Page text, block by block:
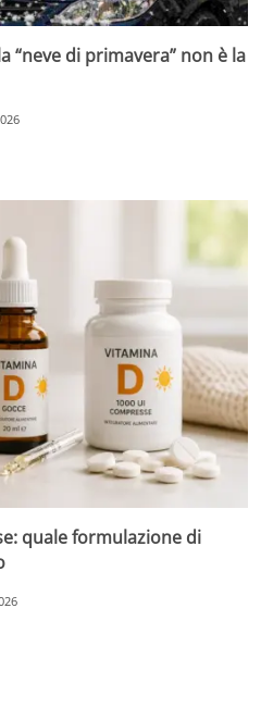
“neve di primavera” non è la
quale formulazione di